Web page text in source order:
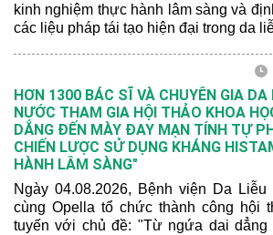
kinh nghiệm thực hành lâm sàng và
các liệu pháp tái tạo hiện đại trong da
tham dự Hội thảo khoa học với chủ đề: “XU HƯỚNG KÍCH
THÍCH SINH HỌC TỰ NHIÊN
CẤU TRÚC DA”.
HƠN 1300 BÁC SĨ VÀ CHUYÊN GIA DA
NƯỚC THAM GIA HỘI THẢO KHOA
DẲNG ĐẾN MÀY ĐAY MẠN TÍNH TỰ
CHIẾN LƯỢC SỬ DỤNG KHÁNG
HÀNH LÂM SÀNG"
Ngày 04.08.2026, Bệnh viện Da
cùng Opella tổ chức thành công hội
tuyến với chủ đề: "Từ ngứa dai dẳng